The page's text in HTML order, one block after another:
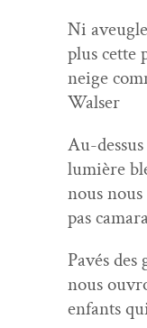
Ni
plus cette
neige
Walser
Au-
lumière
nous
pas
Pavés
nous
enfants